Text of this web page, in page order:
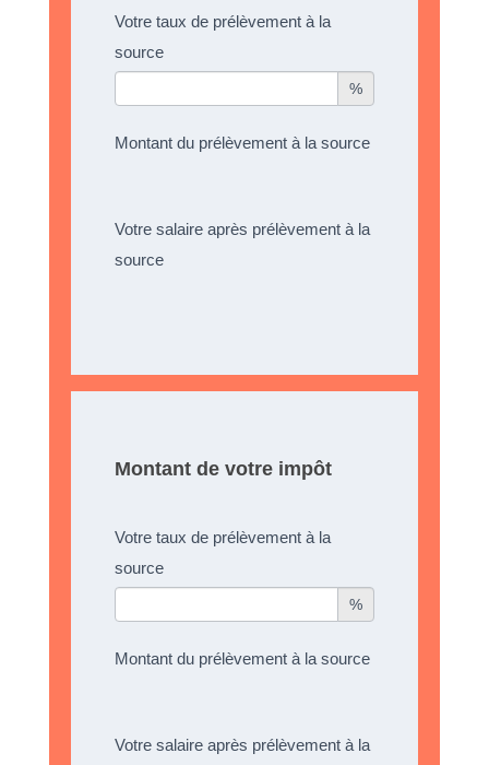
Votre taux de prélèvement à la
source
%
Montant du prélèvement à la source
Votre salaire après prélèvement à la
source
Montant de votre impôt
Votre taux de prélèvement à la
source
%
Montant du prélèvement à la source
Votre salaire après prélèvement à la